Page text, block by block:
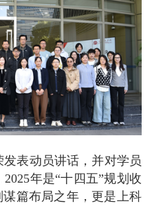
表动员讲话，并对学员
年是“十四五”规划收
篇布局之年，更是上科